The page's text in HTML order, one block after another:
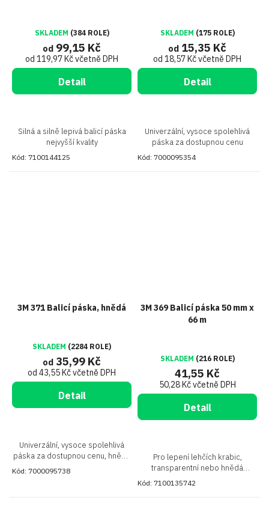
SKLADEM (384 ROLE)
od 119,97 Kč včetně DPH
od 99,15 Kč
Detail
Silná a silně lepivá balicí páska
nejvyšší kvality
Kód: 7100144125
SKLADEM (175 ROLE)
od 18,57 Kč včetně DPH
od 15,35 Kč
Detail
Univerzální, vysoce spolehlivá
páska za dostupnou cenu
Kód: 7000095354
3M 371 Balicí páska, hnědá
SKLADEM (2284 ROLE)
od 43,55 Kč včetně DPH
od 35,99 Kč
Detail
Univerzální, vysoce spolehlivá
páska za dostupnou cenu, hnědá
(havana)
Kód: 7000095738
3M 369 Balicí páska 50 mm x
66 m
SKLADEM (216 ROLE)
50,28 Kč včetně DPH
41,55 Kč
Detail
Pro lepení lehčích krabic,
transparentní nebo hnědá
(havana)
Kód: 7100135742